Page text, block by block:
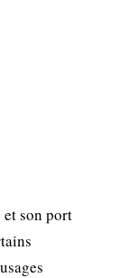
son port